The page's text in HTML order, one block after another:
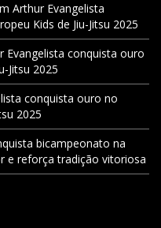
Arthur Evangelista
Kids de Jiu-Jitsu 2025
Evangelista conquista ouro
Jitsu 2025
conquista ouro no
2025
bicampeonato na
e reforça tradição vitoriosa